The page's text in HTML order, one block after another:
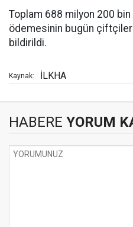
Toplam 688 milyon 200
ödemesinin bugün
bildirildi.
Kaynak: İLKHA
HABERE YORUM